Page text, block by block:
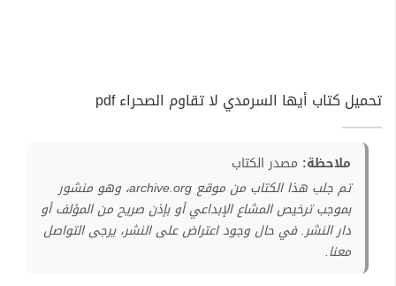
تحميل كتاب أيها السرمدي لا تقاوم الصحراء pdf
ملاحظة: مصدر الكتاب
تم جلب هذا الكتاب من موقع archive.org، وهو منشور
بموجب ترخيص المشاع الإبداعي أو بإذن صريح من المؤلف أو
دار النشر. في حال وجود اعتراض على النشر، يرجى التواصل
معنا.